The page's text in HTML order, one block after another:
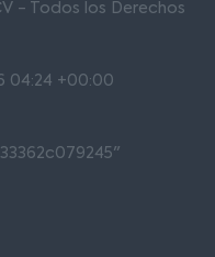
- Todos los Derechos
04:24 +00:00